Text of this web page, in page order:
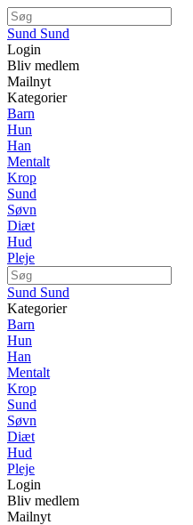
Sund Sund
Login
Bliv medlem
Mailnyt
Kategorier
Barn
Hun
Han
Mentalt
Krop
Sund
Søvn
Diæt
Hud
Pleje
Sund Sund
Kategorier
Barn
Hun
Han
Mentalt
Krop
Sund
Søvn
Diæt
Hud
Pleje
Login
Bliv medlem
Mailnyt